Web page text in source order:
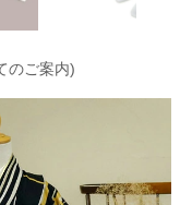
のご案内)